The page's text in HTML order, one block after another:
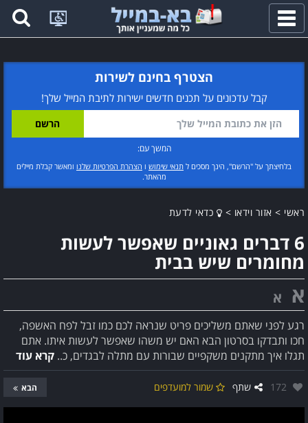
פתח
תפריט
הצטרף בחינם לשירות
קבל עדכונים על תכנים חדשים ישירות לתיבת המייל שלך!
המשך עם:
בלחיצתך על "הרשם", הינך מסכים ל תנאי שימוש ו הצהרת הפרטיות שלנו ומאשר קבלת מיילים
מהאתר.
ראשי > אזור וידאו > כדאי לדעת
6 דברים גאוניים שאפשר לעשות
מחומרים שיש בבית
א א
רגע לפני שאתם משליכים פריט שנראה לכם כמו זבל לפח האשפה,
חכו ותבדקו בסרטון הבא האם יש משהו שאפשר לעשות איתו. אתם
תגלו איך מתקנים משקפיים שבורות עם מתלה לבגדים, כ.. קרא עוד
אהבו:
172 שתף שמור למועדפים הבא